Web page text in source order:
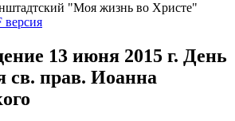
"Моя жизнь во Христе"
13 июня 2015 г. День
св. прав. Иоанна